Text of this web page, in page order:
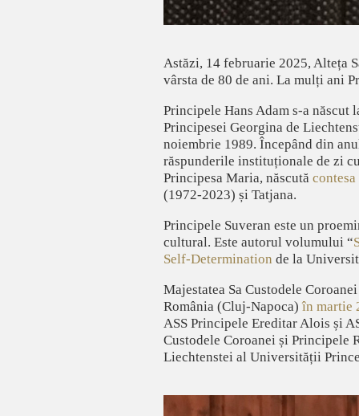
Astăzi, 14 februarie 2025, Alteța
vârsta de 80 de ani. La mulți ani
Principele Hans Adam s-a
Principesei Georgina de
noiembrie 1989. Începând din
răspunderile instituționale de zi
Principesa Maria, născută
(1972-2023) și Tatjana.
Principele Suveran este un
cultural. Este autorul volumului “
Self-Determination de la
Majestatea Sa Custodele
România (Cluj-Napoca)în martie
ASS Principele Ereditar Alois și
Custodele Coroanei și
Liechtenstei al Universității